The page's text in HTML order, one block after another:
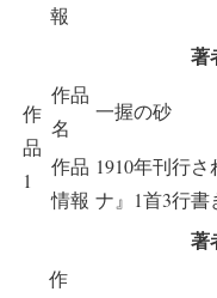
報
著
作
品
1
作品
名
一握の砂
作品
情報
1910年刊行
ナ』1首3行書
著
作